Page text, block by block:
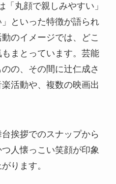
丸顔で親しみやすい」
」といった特徴が語られ
のイメージでは、どこ
まとっています。芸能
の、その間に辻仁成さ
活動や、複数の映画出
挨拶でのスナップから
人懐っこい笑顔が印象
ります。